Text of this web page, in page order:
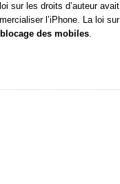
sur les droits d’auteur
l’iPhone. La loi
des mobiles.